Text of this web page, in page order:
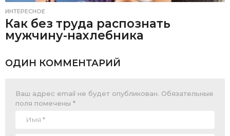
ИНТЕРЕСНОЕ
Как без труда распознать
мужчину-нахлебника
ОДИН КОММЕНТАРИЙ
Ваш адрес email не будет опубликован. Обязательные
поля помечены *